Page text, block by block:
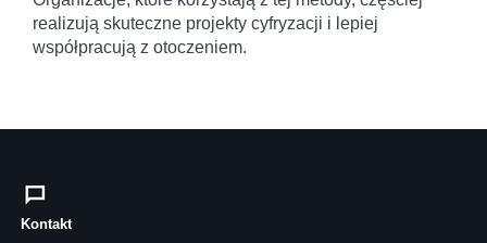
realizują skuteczne projekty cyfryzacji i lepiej
współpracują z otoczeniem.
Kontakt